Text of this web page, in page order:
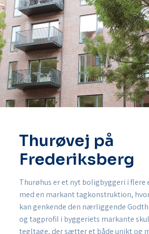
Thurøvej på
Frederiksberg
Thurøhus er et nyt boligbyggeri i
med en markant tagkonstruktion,
kan genkende den nærliggende
og tagprofil i byggeriets markante
tegltage, der sætter et både unikt og